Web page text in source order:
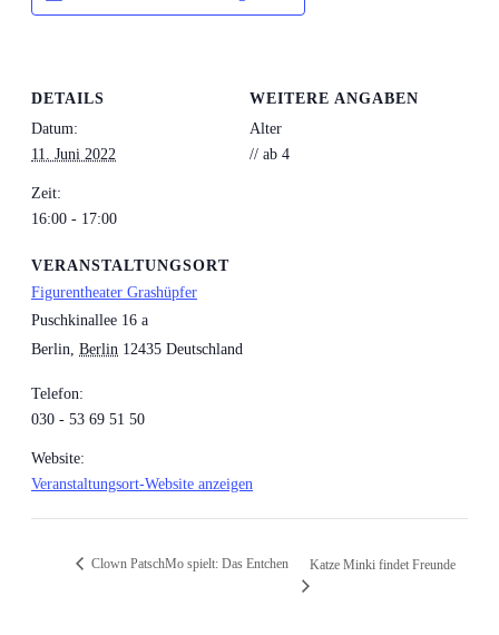
DETAILS
Datum:
11. Juni 2022
Zeit:
16:00 - 17:00
VERANSTALTUNGSORT
Figurentheater Grashüpfer
Puschkinallee 16 a
Berlin Berlin 12435 Deutschland
Telefon:
030 - 53 69 51 50
Website:
Veranstaltungsort-Website anzeigen
WEITERE ANGABEN
Alter
// ab 4
Clown PatschMo spielt: Das Entchen Katze Minki findet Freunde